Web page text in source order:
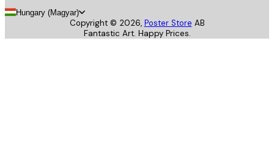
Hungary (Magyar)
Copyright © 2026, Poster Store AB
Fantastic Art. Happy Prices.